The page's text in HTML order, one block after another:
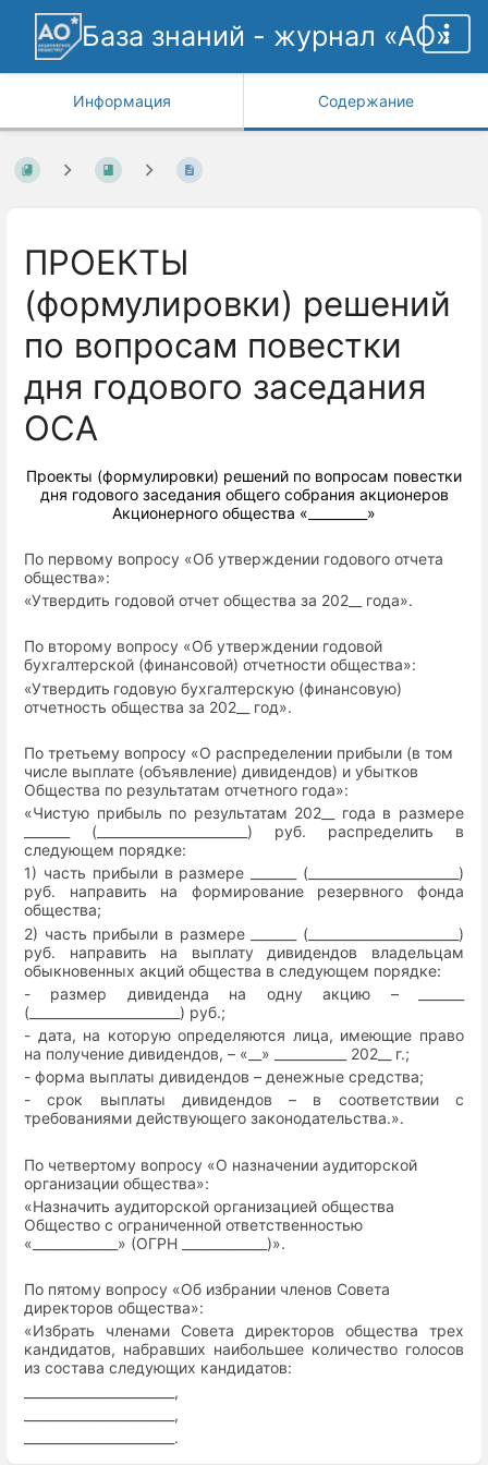
База знаний - журнал «АО»
Информация Содержание
ПРОЕКТЫ
(формулировки) решений
по вопросам повестки
дня годового заседания
ОСА
Проекты (формулировки) решений по вопросам повестки
дня годового заседания общего собрания акционеров
Акционерного общества «_________»
По первому вопросу «Об утверждении годового отчета
общества»:
«Утвердить годовой отчет общества за 202__ года».
По второму вопросу «Об утверждении годовой
бухгалтерской (финансовой) отчетности общества»:
«Утвердить годовую бухгалтерскую (финансовую)
отчетность общества за 202__ год».
По третьему вопросу «О распределении прибыли (в том
числе выплате (объявление) дивидендов) и убытков
Общества по результатам отчетного года»:
«Чистую прибыль по результатам 202__ года в размере
_______ (_______________________) руб. распределить в
следующем порядке:
1) часть прибыли в размере _______ (_______________________)
руб. направить на формирование резервного фонда
общества;
2) часть прибыли в размере _______ (_______________________)
руб. направить на выплату дивидендов владельцам
обыкновенных акций общества в следующем порядке:
- размер дивиденда на одну акцию – _______
(_______________________) руб.;
- дата, на которую определяются лица, имеющие право
на получение дивидендов, – «__» ___________ 202__ г.;
- форма выплаты дивидендов – денежные средства;
- срок выплаты дивидендов – в соответствии с
требованиями действующего законодательства.».
По четвертому вопросу «О назначении аудиторской
организации общества»:
«Назначить аудиторской организацией общества
Общество с ограниченной ответственностью
«_____________» (ОГРН _____________)».
По пятому вопросу «Об избрании членов Совета
директоров общества»:
«Избрать членами Совета директоров общества трех
кандидатов, набравших наибольшее количество голосов
из состава следующих кандидатов:
_______________________,
_______________________,
_______________________.